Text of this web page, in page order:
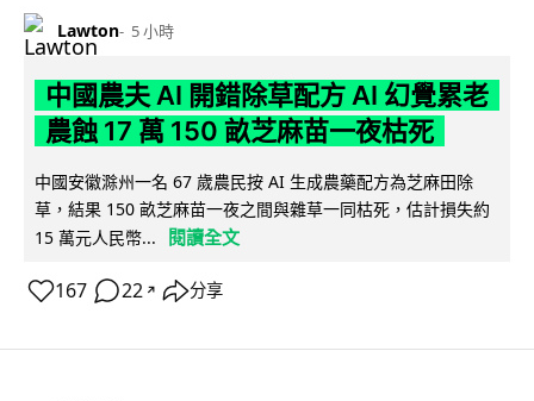
Lawton 5 小時
中國農夫 AI 開錯除草配方 AI 幻覺累老
農蝕 17 萬 150 畝芝麻苗一夜枯死
中國安徽滁州一名 67 歲農民按 AI 生成農藥配方為芝麻田除
草，結果 150 畝芝麻苗一夜之間與雜草一同枯死，估計損失約
15 萬元人民幣...
閱讀全文
167 22 ↗ 分享